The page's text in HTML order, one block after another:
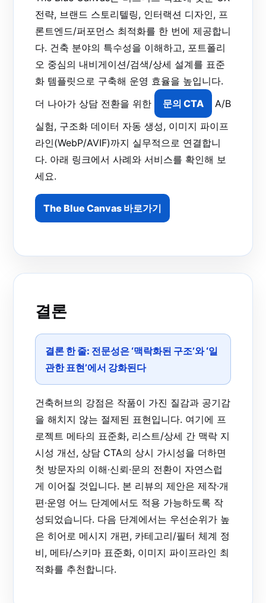
전략, 브랜드 스토리텔링, 인터랙션 디자인, 프
론트엔드/퍼포먼스 최적화를 한 번에 제공합니
다. 건축 분야의 특수성을 이해하고, 포트폴리
오 중심의 내비게이션/검색/상세 설계를 표준
화 템플릿으로 구축해 운영 효율을 높입니다.
더 나아가 상담 전환을 위한
문의 CTA
A/B
실험, 구조화 데이터 자동 생성, 이미지 파이프
라인(WebP/AVIF)까지 실무적으로 연결합니
다. 아래 링크에서 사례와 서비스를 확인해 보
세요.
The Blue Canvas 바로가기
결론
결론 한 줄: 전문성은 ‘맥락화된 구조’와 ‘일
관한 표현’에서 강화된다
건축허브의 강점은 작품이 가진 질감과 공기감
을 해치지 않는 절제된 표현입니다. 여기에 프
로젝트 메타의 표준화, 리스트/상세 간 맥락 지
시성 개선, 상담 CTA의 상시 가시성을 더하면
첫 방문자의 이해·신뢰·문의 전환이 자연스럽
게 이어질 것입니다. 본 리뷰의 제안은 제작·개
편·운영 어느 단계에서도 적용 가능하도록 작
성되었습니다. 다음 단계에서는 우선순위가 높
은 히어로 메시지 개편, 카테고리/필터 체계 정
비, 메타/스키마 표준화, 이미지 파이프라인 최
적화를 추천합니다.